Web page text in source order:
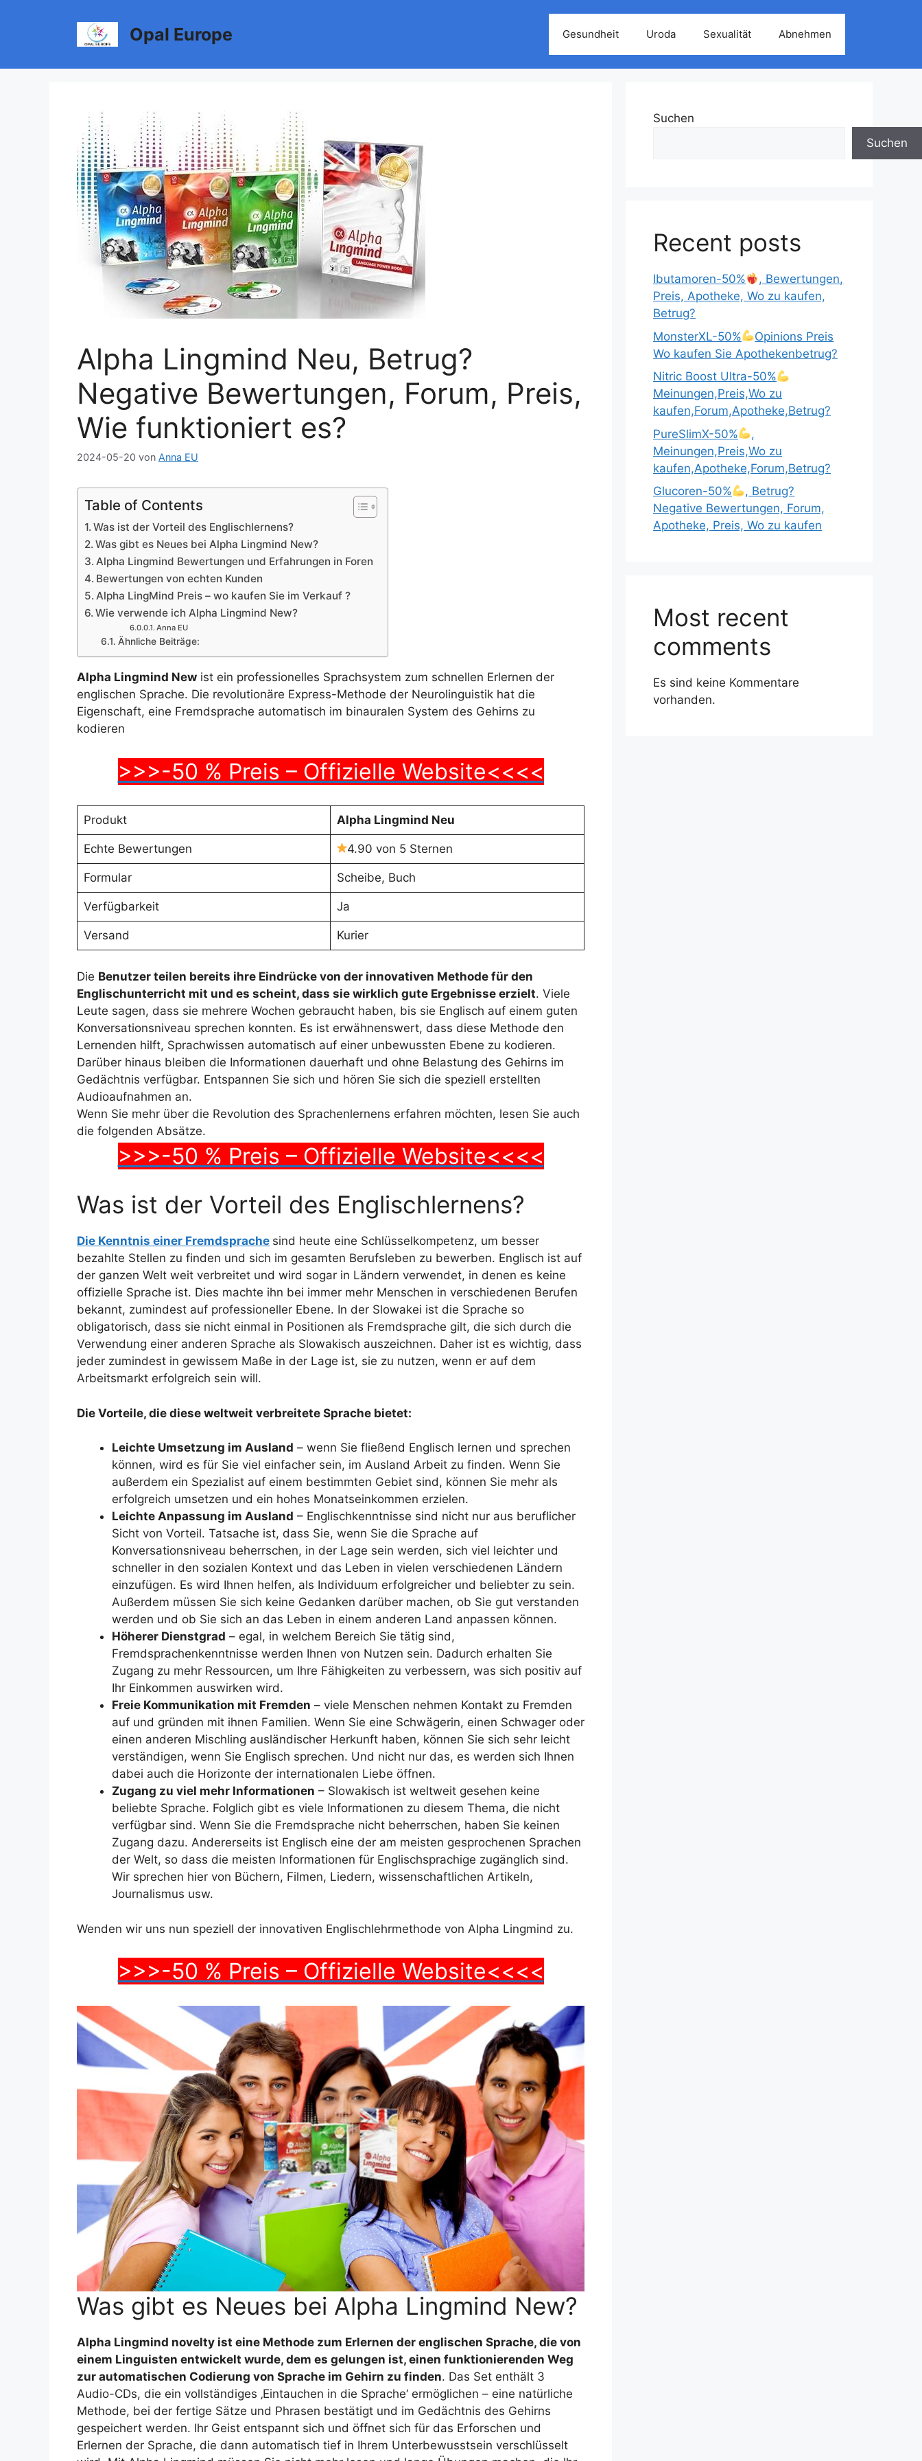
Opal Europe Gesundheit Uroda Sexualität Abnehmen
Alpha Lingmind Neu, Betrug?
Negative Bewertungen, Forum, Preis,
Wie funktioniert es?
2024-05-20 von Anna EU
Table of Contents
Was ist der Vorteil des Englischlernens?
Was gibt es Neues bei Alpha Lingmind New?
Alpha Lingmind Bewertungen und Erfahrungen in Foren
Bewertungen von echten Kunden
Alpha LingMind Preis – wo kaufen Sie im Verkauf ?
Wie verwende ich Alpha Lingmind New?
Anna EU
Ähnliche Beiträge:
Alpha Lingmind New ist ein professionelles Sprachsystem zum schnellen Erlernen der
englischen Sprache. Die revolutionäre Express-Methode der Neurolinguistik hat die
Eigenschaft, eine Fremdsprache automatisch im binauralen System des Gehirns zu
kodieren
>>>-50 % Preis – Offizielle Website<<<<
Produkt Alpha Lingmind Neu
Echte Bewertungen 4.90 von 5 Sternen
Formular Scheibe, Buch
Verfügbarkeit Ja
Versand Kurier
Die Benutzer teilen bereits ihre Eindrücke von der innovativen Methode für den
Englischunterricht mit und es scheint, dass sie wirklich gute Ergebnisse erzielt. Viele
Leute sagen, dass sie mehrere Wochen gebraucht haben, bis sie Englisch auf einem guten
Konversationsniveau sprechen konnten. Es ist erwähnenswert, dass diese Methode den
Lernenden hilft, Sprachwissen automatisch auf einer unbewussten Ebene zu kodieren.
Darüber hinaus bleiben die Informationen dauerhaft und ohne Belastung des Gehirns im
Gedächtnis verfügbar. Entspannen Sie sich und hören Sie sich die speziell erstellten
Audioaufnahmen an.
Wenn Sie mehr über die Revolution des Sprachenlernens erfahren möchten, lesen Sie auch
die folgenden Absätze.
>>>-50 % Preis – Offizielle Website<<<<
Was ist der Vorteil des Englischlernens?
Die Kenntnis einer Fremdsprache sind heute eine Schlüsselkompetenz, um besser
bezahlte Stellen zu finden und sich im gesamten Berufsleben zu bewerben. Englisch ist auf
der ganzen Welt weit verbreitet und wird sogar in Ländern verwendet, in denen es keine
offizielle Sprache ist. Dies machte ihn bei immer mehr Menschen in verschiedenen Berufen
bekannt, zumindest auf professioneller Ebene. In der Slowakei ist die Sprache so
obligatorisch, dass sie nicht einmal in Positionen als Fremdsprache gilt, die sich durch die
Verwendung einer anderen Sprache als Slowakisch auszeichnen. Daher ist es wichtig, dass
jeder zumindest in gewissem Maße in der Lage ist, sie zu nutzen, wenn er auf dem
Arbeitsmarkt erfolgreich sein will.
Die Vorteile, die diese weltweit verbreitete Sprache bietet:
Leichte Umsetzung im Ausland – wenn Sie fließend Englisch lernen und sprechen
können, wird es für Sie viel einfacher sein, im Ausland Arbeit zu finden. Wenn Sie
außerdem ein Spezialist auf einem bestimmten Gebiet sind, können Sie mehr als
erfolgreich umsetzen und ein hohes Monatseinkommen erzielen.
Leichte Anpassung im Ausland – Englischkenntnisse sind nicht nur aus beruflicher
Sicht von Vorteil. Tatsache ist, dass Sie, wenn Sie die Sprache auf
Konversationsniveau beherrschen, in der Lage sein werden, sich viel leichter und
schneller in den sozialen Kontext und das Leben in vielen verschiedenen Ländern
einzufügen. Es wird Ihnen helfen, als Individuum erfolgreicher und beliebter zu sein.
Außerdem müssen Sie sich keine Gedanken darüber machen, ob Sie gut verstanden
werden und ob Sie sich an das Leben in einem anderen Land anpassen können.
Höherer Dienstgrad – egal, in welchem Bereich Sie tätig sind,
Fremdsprachenkenntnisse werden Ihnen von Nutzen sein. Dadurch erhalten Sie
Zugang zu mehr Ressourcen, um Ihre Fähigkeiten zu verbessern, was sich positiv auf
Ihr Einkommen auswirken wird.
Freie Kommunikation mit Fremden – viele Menschen nehmen Kontakt zu Fremden
auf und gründen mit ihnen Familien. Wenn Sie eine Schwägerin, einen Schwager oder
einen anderen Mischling ausländischer Herkunft haben, können Sie sich sehr leicht
verständigen, wenn Sie Englisch sprechen. Und nicht nur das, es werden sich Ihnen
dabei auch die Horizonte der internationalen Liebe öffnen.
Zugang zu viel mehr Informationen – Slowakisch ist weltweit gesehen keine
beliebte Sprache. Folglich gibt es viele Informationen zu diesem Thema, die nicht
verfügbar sind. Wenn Sie die Fremdsprache nicht beherrschen, haben Sie keinen
Zugang dazu. Andererseits ist Englisch eine der am meisten gesprochenen Sprachen
der Welt, so dass die meisten Informationen für Englischsprachige zugänglich sind.
Wir sprechen hier von Büchern, Filmen, Liedern, wissenschaftlichen Artikeln,
Journalismus usw.
Wenden wir uns nun speziell der innovativen Englischlehrmethode von Alpha Lingmind zu.
>>>-50 % Preis – Offizielle Website<<<<
Was gibt es Neues bei Alpha Lingmind New?
Alpha Lingmind novelty ist eine Methode zum Erlernen der englischen Sprache, die von
einem Linguisten entwickelt wurde, dem es gelungen ist, einen funktionierenden Weg
zur automatischen Codierung von Sprache im Gehirn zu finden. Das Set enthält 3
Audio-CDs, die ein vollständiges ‚Eintauchen in die Sprache‘ ermöglichen – eine natürliche
Methode, bei der fertige Sätze und Phrasen bestätigt und im Gedächtnis des Gehirns
gespeichert werden. Ihr Geist entspannt sich und öffnet sich für das Erforschen und
Erlernen der Sprache, die dann automatisch tief in Ihrem Unterbewusstsein verschlüsselt
Suchen
Suchen
Recent posts
Ibutamoren-50%
, Bewertungen,
Preis, Apotheke, Wo zu kaufen,
Betrug?
MonsterXL-50%
Opinions Preis
Wo kaufen Sie Apothekenbetrug?
Nitric Boost Ultra-50%
Meinungen,Preis,Wo zu
kaufen,Forum,Apotheke,Betrug?
PureSlimX-50%
,
Meinungen,Preis,Wo zu
kaufen,Apotheke,Forum,Betrug?
Glucoren-50%
, Betrug?
Negative Bewertungen, Forum,
Apotheke, Preis, Wo zu kaufen
Most recent
comments
Es sind keine Kommentare
vorhanden.